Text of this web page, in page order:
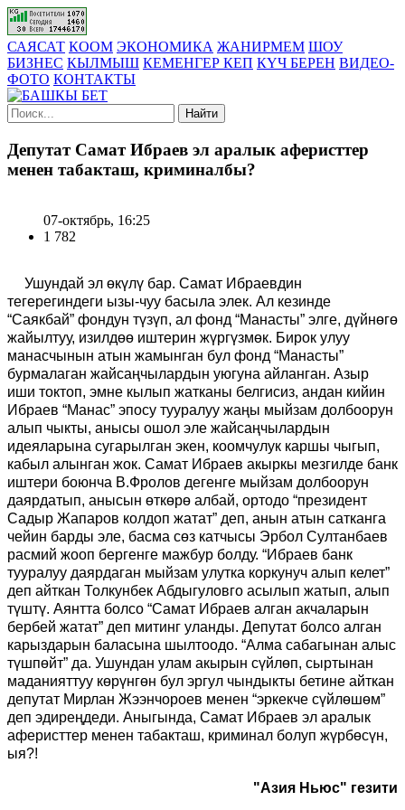
САЯСАТ КООМ ЭКОНОМИКА ЖАНИРМЕМ ШОУ
БИЗНЕС КЫЛМЫШ КЕМЕНГЕР КЕП КҮЧ БЕРЕН ВИДЕО-
ФОТО КОНТАКТЫ
Найти
Депутат Самат Ибраев эл аралык аферисттер
менен табакташ, криминалбы?
07-октябрь, 16:25
1 782
Ушундай эл өкүлү бар. Самат Ибраевдин
тегерегиндеги ызы-чуу басыла элек. Ал кезинде
“Саякбай” фондун түзүп, ал фонд “Манасты” элге, дүйнөгө
жайылтуу, изилдөө иштерин жүргүзмөк. Бирок улуу
манасчынын атын жамынган бул фонд “Манасты”
бурмалаган жайсаңчылардын уюгуна айланган. Азыр
иши токтоп, эмне кылып жатканы белгисиз, андан кийин
Ибраев “Манас” эпосу тууралуу жаңы мыйзам долбоорун
алып чыкты, анысы ошол эле жайсаңчылардын
идеяларына сугарылган экен, коомчулук каршы чыгып,
кабыл алынган жок. Самат Ибраев акыркы мезгилде банк
иштери боюнча В.Фролов дегенге мыйзам долбоорун
даярдатып, анысын өткөрө албай, ортодо “президент
Садыр Жапаров колдоп жатат” деп, анын атын сатканга
чейин барды эле, басма сөз катчысы Эрбол Султанбаев
расмий жооп бергенге мажбур болду. “Ибраев банк
тууралуу даярдаган мыйзам улутка коркунуч алып келет”
деп айткан Толкунбек Абдыгуловго асылып жатып, алып
түштү. Аянтта болсо “Самат Ибраев алган акчаларын
бербей жатат” деп митинг уланды. Депутат болсо алган
карыздарын баласына шылтоодо. “Алма сабагынан алыс
түшпөйт” да. Ушундан улам акырын сүйлөп, сыртынан
маданияттуу көрүнгөн бул эргул чындыкты бетине айткан
депутат Мирлан Жээнчороев менен “эркекче сүйлөшөм”
деп эдиреңдеди. Аныгында, Самат Ибраев эл аралык
аферисттер менен табакташ, криминал болуп жүрбөсүн,
ыя?!
"Азия Ньюс" гезити